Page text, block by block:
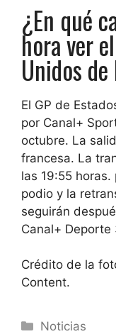
¿En qué
hora ver
Unidos de
El GP de
por Canal+
octubre. La
francesa. La
las 19:55 horas.
podio y la
seguirán
Canal+ Deporte
Crédito de la
Content.
Categorías
Noticias